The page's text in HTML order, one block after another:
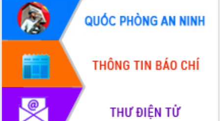
Gặp mặt các cơ quan báo chí nhân Kỷ
niệm 101 năm Ngày Báo chí Cách
mạng Việt Nam
Đắk Lắk sơ kết 4 năm triển khai thực
hiện Đề án 06 của Chính phủ
Họp báo thông tin về Hội nghị Công bố
Quy hoạch và Xúc tiến đầu tư tỉnh Đắk
Khơi thông điểm nghẽn, đẩy nhanh
giải ngân vốn khắc phục thiên tai
HĐND tỉnh thông qua điều chỉnh Quy